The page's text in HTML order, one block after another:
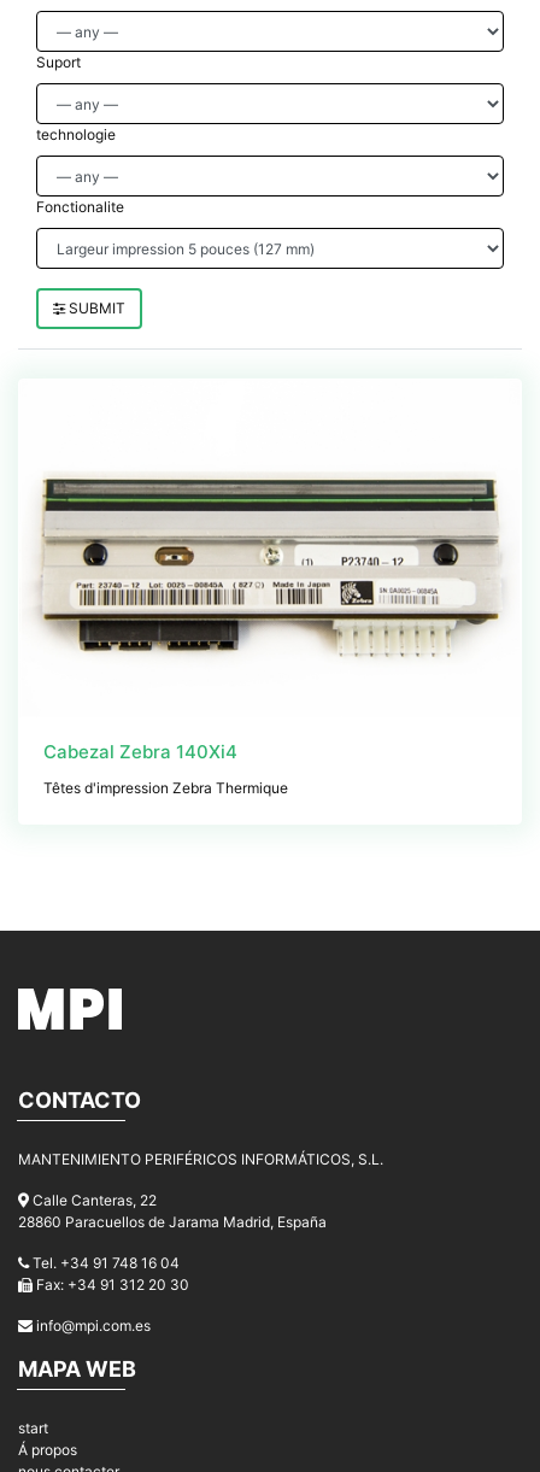
Suport
technologie
Fonctionalite
SUBMIT
Cabezal Zebra 140Xi4
Têtes d'impression Zebra Thermique
CONTACTO
MANTENIMIENTO PERIFÉRICOS INFORMÁTICOS, S.L.
Calle Canteras, 22
28860 Paracuellos de Jarama Madrid, España
Tel. +34 91 748 16 04
Fax: +34 91 312 20 30
info@mpi.com.es
MAPA WEB
start
Á propos